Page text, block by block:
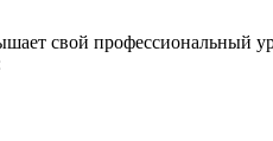
свой профессиональный